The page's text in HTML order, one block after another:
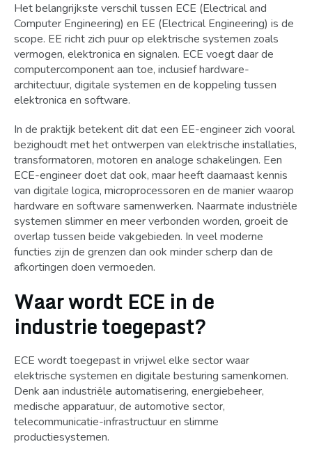
Het belangrijkste verschil tussen ECE (Electrical and
Computer Engineering) en EE (Electrical Engineering) is de
scope. EE richt zich puur op elektrische systemen zoals
vermogen, elektronica en signalen. ECE voegt daar de
computercomponent aan toe, inclusief hardware-
architectuur, digitale systemen en de koppeling tussen
elektronica en software.
In de praktijk betekent dit dat een EE-engineer zich vooral
bezighoudt met het ontwerpen van elektrische installaties,
transformatoren, motoren en analoge schakelingen. Een
ECE-engineer doet dat ook, maar heeft daarnaast kennis
van digitale logica, microprocessoren en de manier waarop
hardware en software samenwerken. Naarmate industriële
systemen slimmer en meer verbonden worden, groeit de
overlap tussen beide vakgebieden. In veel moderne
functies zijn de grenzen dan ook minder scherp dan de
afkortingen doen vermoeden.
Waar wordt ECE in de
industrie toegepast?
ECE wordt toegepast in vrijwel elke sector waar
elektrische systemen en digitale besturing samenkomen.
Denk aan industriële automatisering, energiebeheer,
medische apparatuur, de automotive sector,
telecommunicatie-infrastructuur en slimme
productiesystemen.